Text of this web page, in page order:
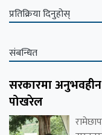
प्रतिक्रिया दिनुहोस्
संबन्धित
सरकारमा
पोखरेल